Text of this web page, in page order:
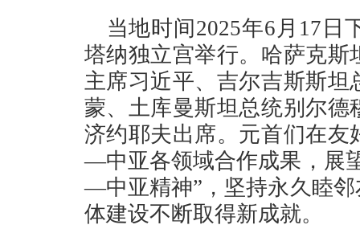
当地时间2025年6月17
塔纳独立宫举行。哈萨克
主席习近平、吉尔吉斯斯
蒙、土库曼斯坦总统别尔
济约耶夫出席。元首们在
—中亚各领域合作成果，展
—中亚精神”，坚持永久睦
体建设不断取得新成就。